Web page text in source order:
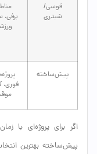
قوسی/
شبدری
برفی،
پیش‌ساخته
فوری،
اگر برای پروژه‌ای با
پیش‌ساخته بهترین